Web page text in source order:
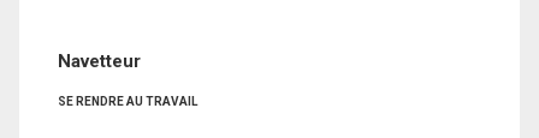
Navetteur
SE RENDRE AU TRAVAIL